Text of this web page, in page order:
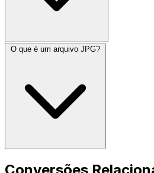
O que é um arquivo JPG?